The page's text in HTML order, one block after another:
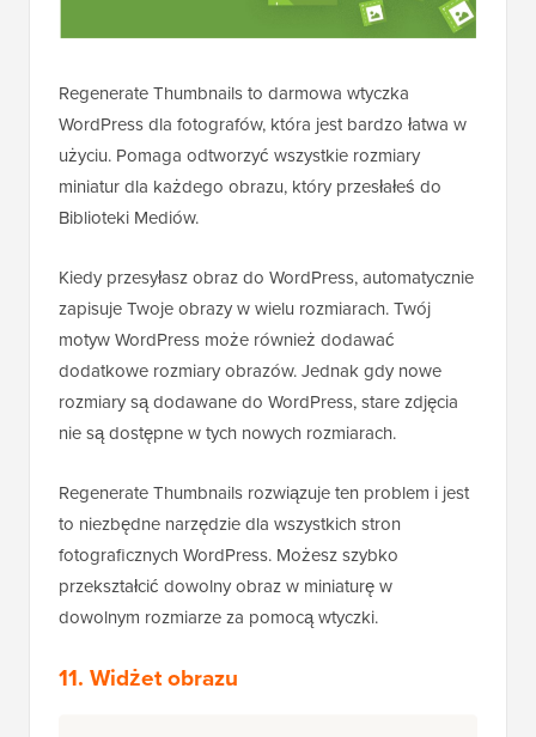
Regenerate Thumbnails to darmowa wtyczka
WordPress dla fotografów, która jest bardzo łatwa w
użyciu. Pomaga odtworzyć wszystkie rozmiary
miniatur dla każdego obrazu, który przesłałeś do
Biblioteki Mediów.
Kiedy przesyłasz obraz do WordPress, automatycznie
zapisuje Twoje obrazy w wielu rozmiarach. Twój
motyw WordPress może również dodawać
dodatkowe rozmiary obrazów. Jednak gdy nowe
rozmiary są dodawane do WordPress, stare zdjęcia
nie są dostępne w tych nowych rozmiarach.
Regenerate Thumbnails rozwiązuje ten problem i jest
to niezbędne narzędzie dla wszystkich stron
fotograficznych WordPress. Możesz szybko
przekształcić dowolny obraz w miniaturę w
dowolnym rozmiarze za pomocą wtyczki.
11. Widżet obrazu